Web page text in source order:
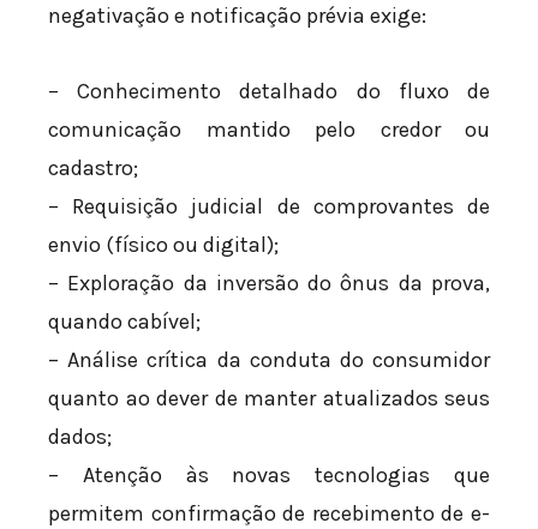
negativação e notificação prévia exige:
– Conhecimento detalhado do fluxo de
comunicação mantido pelo credor ou
cadastro;
– Requisição judicial de comprovantes de
envio (físico ou digital);
– Exploração da inversão do ônus da prova,
quando cabível;
– Análise crítica da conduta do consumidor
quanto ao dever de manter atualizados seus
dados;
– Atenção às novas tecnologias que
permitem confirmação de recebimento de e-